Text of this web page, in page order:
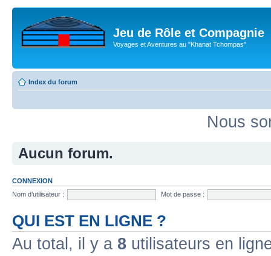
Jeu de Rôle et Compagnie
Voyages et Aventures au "Khanat Tchompas"
Index du forum
Nous
Aucun forum.
CONNEXION
Nom d’utilisateur :
Mot de passe :
QUI EST EN LIGNE ?
Au total, il y a 8 utilisateurs en